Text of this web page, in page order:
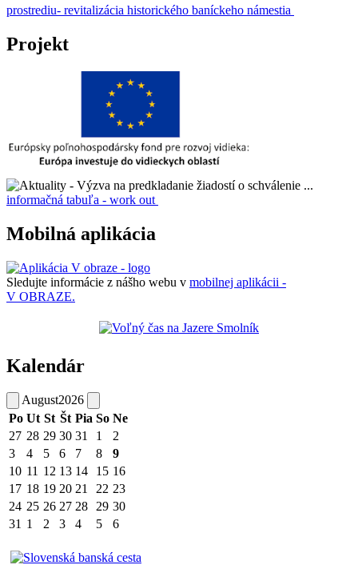
prostrediu- revitalizácia historického baníckeho námestia
Projekt
informačná tabuľa - work out
Mobilná aplikácia
Sledujte informácie z nášho webu v mobilnej aplikácii -
V OBRAZE.
Kalendár
August2026
Po Ut St Št Pia So Ne
27 28 29 30 31 1
2
3
4 5 6 7 8
9
10 11 12 13 14 15 16
17 18 19 20 21 22 23
24 25 26 27 28 29 30
31 1 2 3 4 5 6